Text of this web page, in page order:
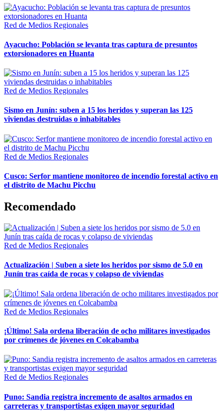
Red de Medios Regionales
Ayacucho: Población se levanta tras captura de presuntos
extorsionadores en Huanta
Red de Medios Regionales
Sismo en Junín: suben a 15 los heridos y superan las 125
viviendas destruidas o inhabitables
Red de Medios Regionales
Cusco: Serfor mantiene monitoreo de incendio forestal activo en
el distrito de Machu Picchu
Recomendado
Red de Medios Regionales
Actualización | Suben a siete los heridos por sismo de 5.0 en
Junín tras caída de rocas y colapso de viviendas
Red de Medios Regionales
¡Último! Sala ordena liberación de ocho militares investigados
por crímenes de jóvenes en Colcabamba
Red de Medios Regionales
Puno: Sandia registra incremento de asaltos armados en
carreteras y transportistas exigen mayor seguridad